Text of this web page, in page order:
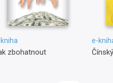
zbohatnout
e-